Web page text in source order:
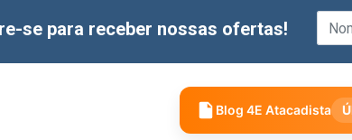
se para receber nossas ofertas!
Blog 4E Atacadista